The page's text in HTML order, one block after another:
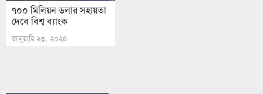
৭০০ মিলিয়ন ডলার সহায়তা
দেবে বিশ্ব ব্যাংক
জানুয়ারি ২৩, ২০২৪